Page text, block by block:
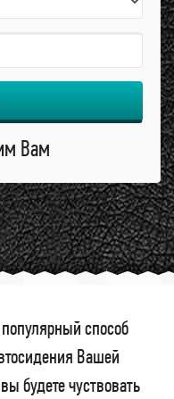
Вам
способ
Вашей
будете чуствовать